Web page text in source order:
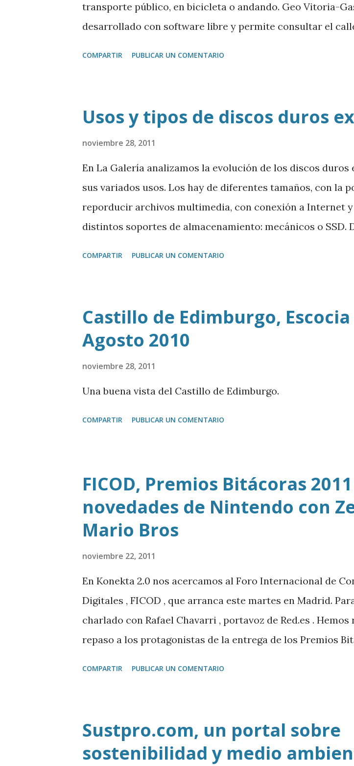
transporte público, en bicicleta o andando. Geo Vitoria-
desarrollado con software libre y permite consultar el
COMPARTIR PUBLICAR UN COMENTARIO
Usos y tipos de discos duros
noviembre 28, 2011
En La Galería analizamos la evolución de los discos duros
sus variados usos. Los hay de diferentes tamaños, con la
reporducir archivos multimedia, con conexión a Internet
distintos soportes de almacenamiento: mecánicos o SSD.
COMPARTIR PUBLICAR UN COMENTARIO
Castillo de Edimburgo, Escocia
Agosto 2010
noviembre 28, 2011
Una buena vista del Castillo de Edimburgo.
COMPARTIR PUBLICAR UN COMENTARIO
FICOD, Premios Bitácoras
novedades de Nintendo con
Mario Bros
noviembre 22, 2011
En Konekta 2.0 nos acercamos al Foro Internacional de
Digitales , FICOD , que arranca este martes en Madrid.
charlado con Rafael Chavarri , portavoz de Red.es .
repaso a los protagonistas de la entrega de los Premios
COMPARTIR PUBLICAR UN COMENTARIO
Sustpro.com, un portal sobre
sostenibilidad y medio